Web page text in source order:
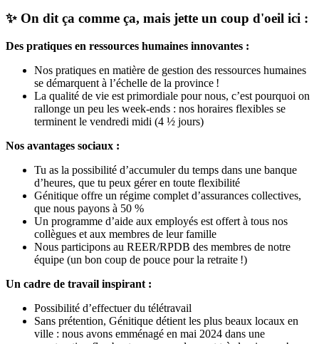
✨ On dit ça comme ça, mais jette un coup d'oeil ici :
Des pratiques en ressources humaines innovantes :
Nos pratiques en matière de gestion des ressources humaines
se démarquent à l’échelle de la province !
La qualité de vie est primordiale pour nous, c’est pourquoi on
rallonge un peu les week-ends : nos horaires flexibles se
terminent le vendredi midi (4 ½ jours)
Nos avantages sociaux :
Tu as la possibilité d’accumuler du temps dans une banque
d’heures, que tu peux gérer en toute flexibilité
Génitique offre un régime complet d’assurances collectives,
que nous payons à 50 %
Un programme d’aide aux employés est offert à tous nos
collègues et aux membres de leur famille
Nous participons au REER/RPDB des membres de notre
équipe (un bon coup de pouce pour la retraite !)
Un cadre de travail inspirant :
Possibilité d’effectuer du télétravail
Sans prétention, Génitique détient les plus beaux locaux en
ville : nous avons emménagé en mai 2024 dans une